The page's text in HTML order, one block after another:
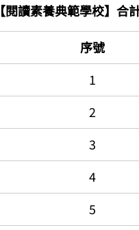
【閱讀素養典範學校】合
序號
1
2
3
4
5